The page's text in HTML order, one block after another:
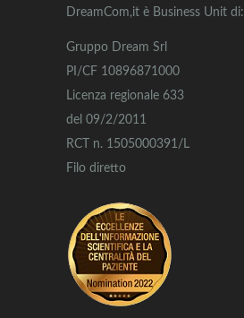
DreamCom,it è Business Unit di:
Gruppo Dream Srl
PI/CF 10896871000
Licenza regionale 633
del 09/2/2011
RCT n. 1505000391/L
Filo diretto